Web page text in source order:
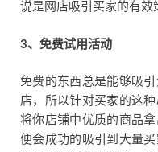
说是网店吸引买家的有效
3、免费试用活动
免费的东西总是能够吸
店，所以针对买家的这
将你店铺中优质的商品
便会成功的吸引到大量